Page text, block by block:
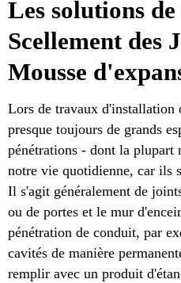
Les solutions
Scellement des
Mousse
Lors de travaux
presque toujours de grands
pénétrations - dont la plupart
notre vie quotidienne, car ils
Il s'agit généralement de
ou de portes et le mur
pénétration de conduit, par
cavités de manière
remplir avec un produit